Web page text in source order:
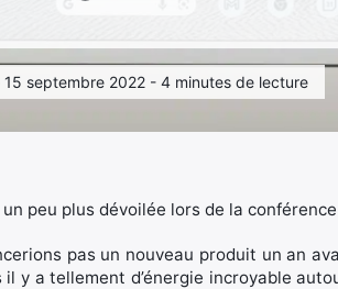
15 septembre 2022 - 4 minutes de lecture
peu plus dévoilée lors de la
pas un nouveau produit un an
il y a tellement d’énergie incroyable